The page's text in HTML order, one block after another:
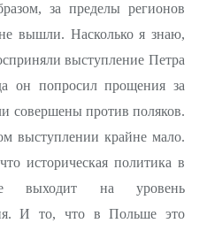
за пределы регионов
вышли. Насколько я знаю,
выступление Петра
он попросил прощения за
совершены против поляков.
выступлении крайне мало.
историческая политика в
выходит на уровень
И то, что в Польше это